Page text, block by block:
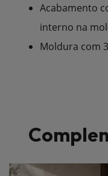
Acabamento
interno na
Moldura com